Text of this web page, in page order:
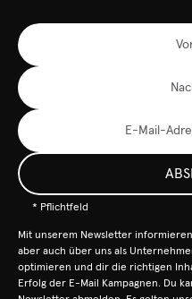
* Pflichtfeld
Mit unserem Newsletter
aber auch über uns als
optimieren und dir die richtigen
Erfolg der E-Mail Kampagnen. Du